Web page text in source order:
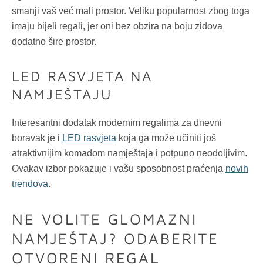
smanji vaš već mali prostor. Veliku popularnost zbog toga
imaju bijeli regali, jer oni bez obzira na boju zidova
dodatno šire prostor.
LED RASVJETA NA
NAMJEŠTAJU
Interesantni dodatak modernim regalima za dnevni
boravak je i LED rasvjeta koja ga može učiniti još
atraktivnijim komadom namještaja i potpuno neodoljivim.
Ovakav izbor pokazuje i vašu sposobnost praćenja novih
trendova.
NE VOLITE GLOMAZNI
NAMJEŠTAJ? ODABERITE
OTVORENI REGAL